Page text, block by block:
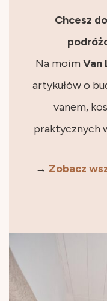
Chcesz
Na moimVan
artykułów o
vanem,
praktycznych
→ Zobacz